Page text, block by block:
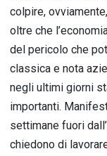
colpire,
oltre che
del pericolo che
classica e nota
negli ultimi giorni
importanti.
settimane fuori
chiedono di